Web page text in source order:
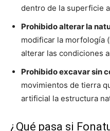
dentro de la superficie
Prohibido alterar la
modificar la morfología
alterar las condiciones
Prohibido excavar sin
movimientos de tierra
artificial la estructura
¿Qué pasa si